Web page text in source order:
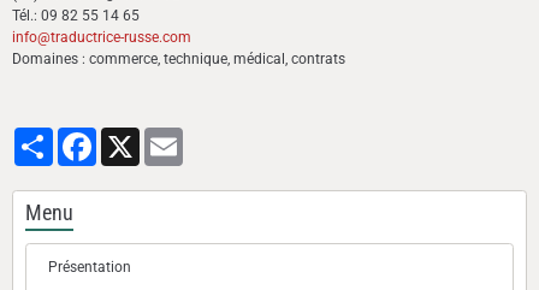
Tél.: 09 82 55 14 65
info@traductrice-russe.com
Domaines : commerce, technique, médical, contrats
PartagerFacebook
X
Menu
Présentation